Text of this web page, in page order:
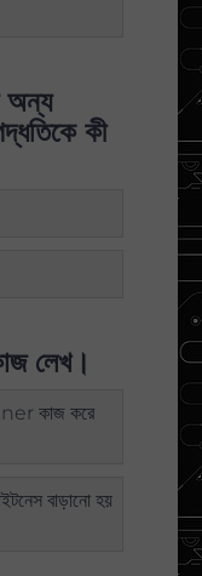
কী
লেখ।
কাজ করে
বাড়ানো হয়